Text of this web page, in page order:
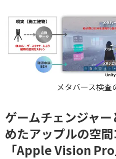
メタバース検査
ゲームチェンジャ
めたアップルの空
「Apple Vision Pro